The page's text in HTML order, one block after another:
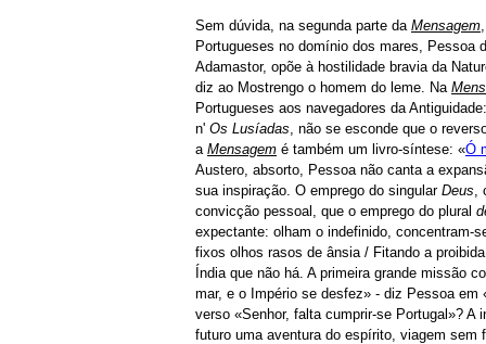
Sem dúvida, na segunda parte da Mensagem
Portugueses no domínio dos mares, Pessoa
Adamastor, opõe à hostilidade bravia da
diz ao Mostrengo o homem do leme. Na
Portugueses aos navegadores da
n' Os Lusíadas , não se esconde que o
a Mensagem é também um livro-síntese: «Ó
Austero, absorto, Pessoa não canta a
sua inspiração. O emprego do singular Deus
convicção pessoal, que o emprego do plural
expectante: olham o indefinido, concentram-
fixos olhos rasos de ânsia / Fitando a
Índia que não há. A primeira grande missão
mar, e o Império se desfez» - diz Pessoa em
verso «Senhor, falta cumprir-se Portugal»? A
futuro uma aventura do espírito, viagem sem